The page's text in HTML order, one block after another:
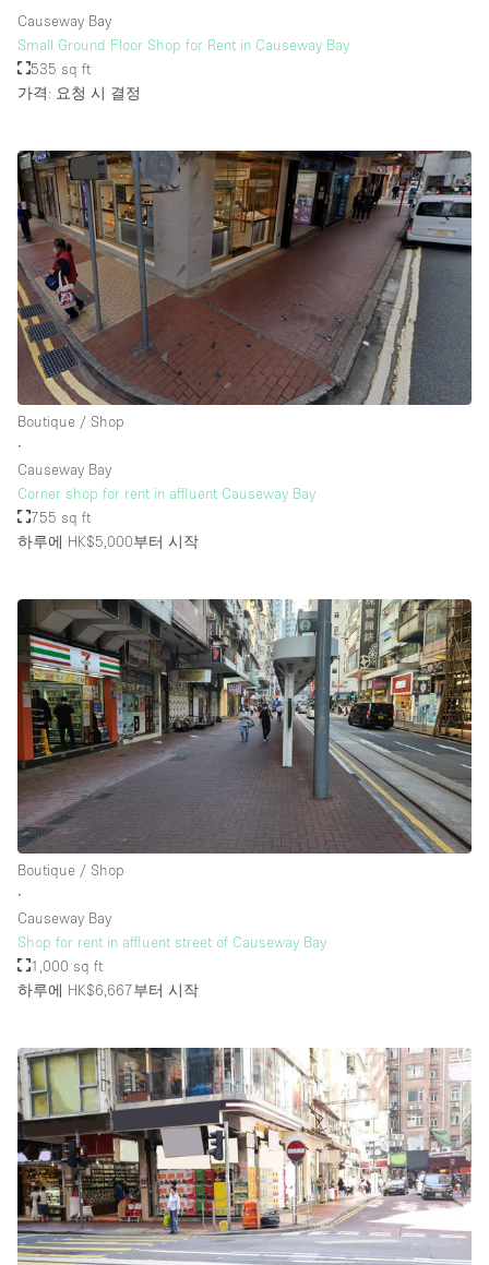
Causeway Bay
Small Ground Floor Shop for Rent in Causeway Bay
535 sq ft
가격: 요청 시 결정
Boutique / Shop
∙
Causeway Bay
Corner shop for rent in affluent Causeway Bay
755 sq ft
하루에 HK$5,000부터 시작
Boutique / Shop
∙
Causeway Bay
Shop for rent in affluent street of Causeway Bay
1,000 sq ft
하루에 HK$6,667부터 시작